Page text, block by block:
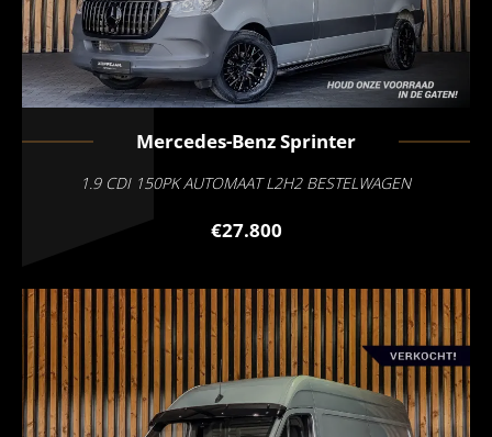
Mercedes-BenzSprinter
1.9 CDI 150PK AUTOMAAT L2H2 BESTELWAGEN
€27.800